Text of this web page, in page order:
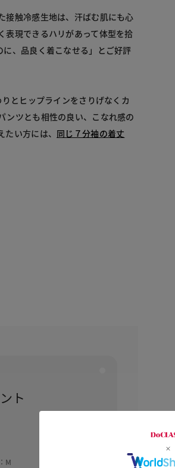
接触冷感生地は、汗ばむ肌にも心
表現できるハリがあって体型を拾
、品良く着こなせる」とご好評
とヒップラインをさりげなくカ
ンツとも相性の良い、こなれ感の
い方には、 同じ７分袖の着丈
ト
M